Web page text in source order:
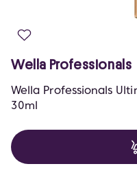
Wella Professionals
Wella Professionals
30ml